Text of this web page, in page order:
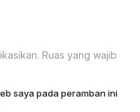
Ruas yang wajib
saya pada peramban ini